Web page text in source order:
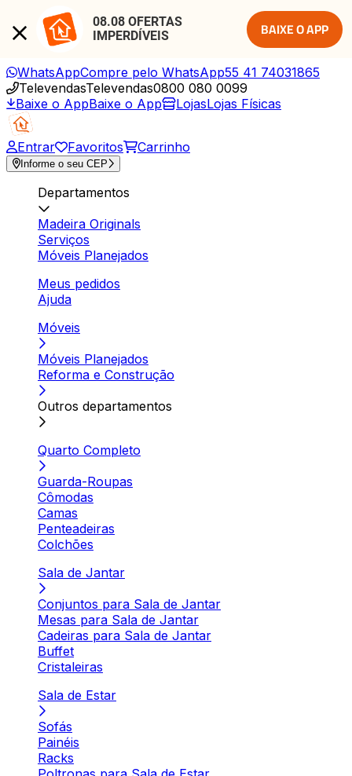
08.08 OFERTAS
IMPERDÍVEIS
BAIXE O APP
WhatsAppCompre pelo WhatsApp55 41 74031865
TelevendasTelevendas0800 080 0099
Baixe o AppBaixe o App LojasLojas Físicas
Entrar Favoritos Carrinho
Informe o seu CEP
Departamentos
Madeira Originals
Serviços
Móveis Planejados
Meus pedidos
Ajuda
Móveis
Móveis Planejados
Reforma e Construção
Outros departamentos
Quarto Completo
Guarda-Roupas
Cômodas
Camas
Penteadeiras
Colchões
Sala de Jantar
Conjuntos para Sala de Jantar
Mesas para Sala de Jantar
Cadeiras para Sala de Jantar
Buffet
Cristaleiras
Sala de Estar
Sofás
Painéis
Racks